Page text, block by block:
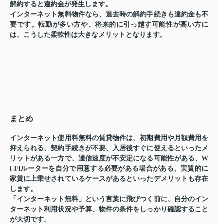
解約すると違約金が発生します。
インターネット無料物件なら、退去時の解約手続きも違約金も不
要です。転勤が多い方や、将来的に引っ越す可能性が高い方に
は、こうした柔軟性は大きなメリットとなります。
まとめ
インターネット使用料無料の賃貸物件は、初期費用や月額費用を
抑えられる、契約手続きが不要、入居後すぐに使えるといったメ
リットがある一方で、通信速度が不安定になる可能性がある、W
i-Fiルーターを自分で用意する必要がある場合がある、実質的に
家賃に上乗せされているケースがあるといったデメリットも存在
します。
「インターネット無料」という言葉に飛びつく前に、自分のイン
ターネット利用状況や予算、物件の条件をしっかり確認すること
が大切です。